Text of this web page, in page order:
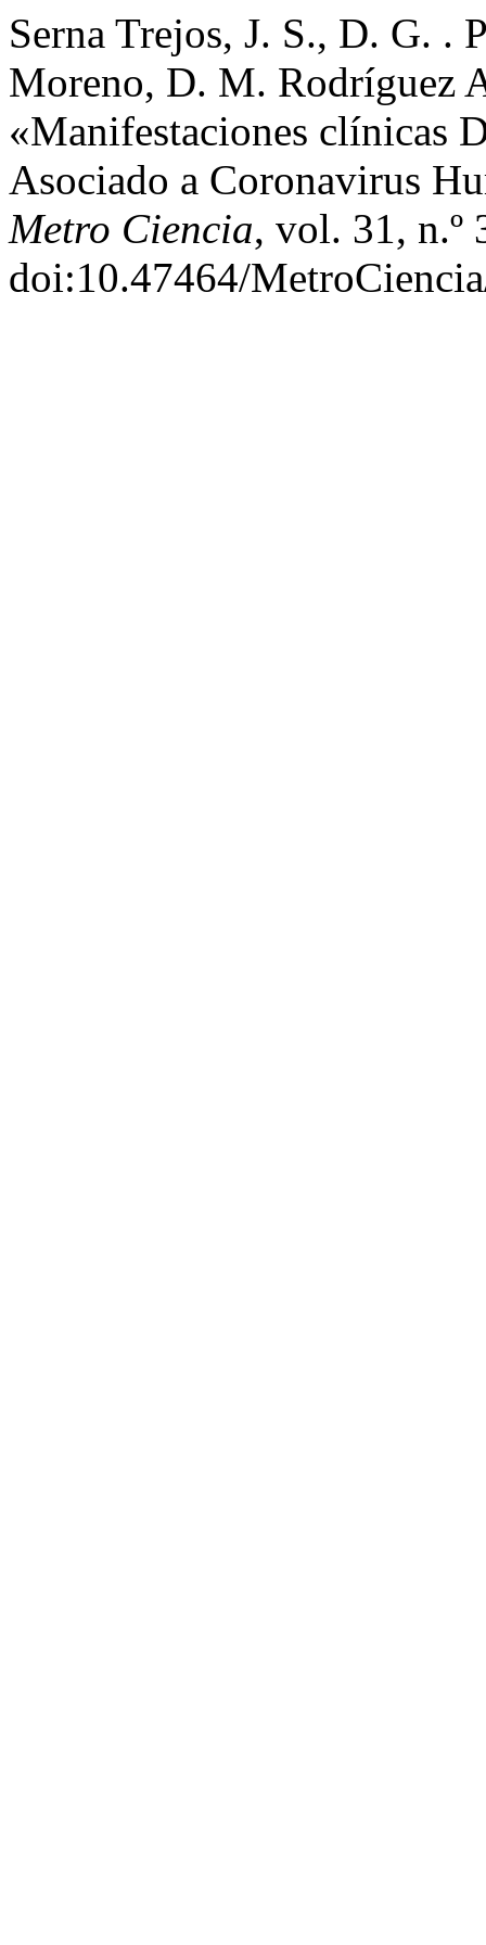
Serna Trejos, J. S., D. G. .
Moreno, D. M. Rodríguez
«Manifestaciones clínicas
Asociado a Coronavirus
Metro Ciencia, vol. 31, n.º
doi:10.47464/